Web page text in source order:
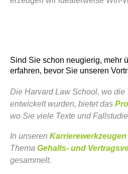
Sind Sie schon neugierig, mehr
erfahren, bevor Sie unseren
Die Harvard Law School, wo
entwickelt wurden, bietet das
wo Sie viele Texte und
In unseren Karrierewerkzeugen
Thema Gehalts- und
gesammelt.